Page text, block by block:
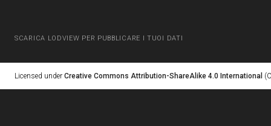
SCARICA LODVIEW PER PUBBLICARE I TUOI DATI
Licensed under Creative Commons Attribution-ShareAlike 4.0 International